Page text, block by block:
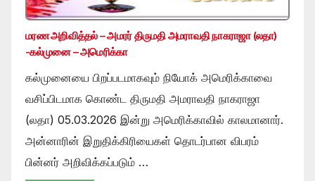
மரண அறிவித்தல் – அமரர் திருமதி அமராவதி நாகராஜா (லதா)
-கல்முனை – அமெரிக்கா
கல்முனையை பிறப்படமாகவும் நியோக் அமெரிக்காவை
வசிப்பிடமாக கொண்ட திருமதி அமராவதி நாகராஜா
(லதா) 05.03.2026 இன்று அமெரிக்காவில் காலமானார்.
அன்னாரின் இறுதிக்கிரியைகள் தொடர்பான விபரம்
பின்னர் அறிவிக்கப்படும் …